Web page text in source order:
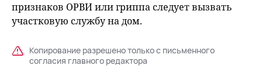
признаков ОРВИ или гриппа следует вызвать
участковую службу на дом.
Копирование разрешено только с письменного
согласия главного редактора